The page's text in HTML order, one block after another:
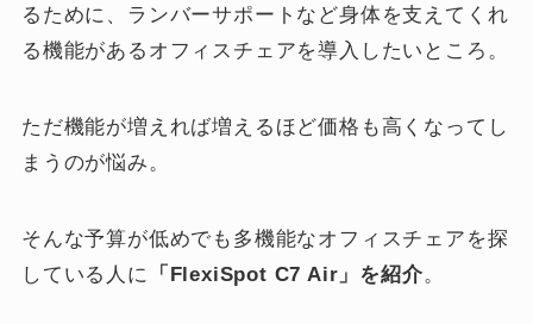
るために、ランバーサポートなど身体を支えてくれ
る機能があるオフィスチェアを導入したいところ。
ただ機能が増えれば増えるほど価格も高くなってし
まうのが悩み。
そんな予算が低めでも多機能なオフィスチェアを探
している人に
「FlexiSpot C7 Air」を紹介。